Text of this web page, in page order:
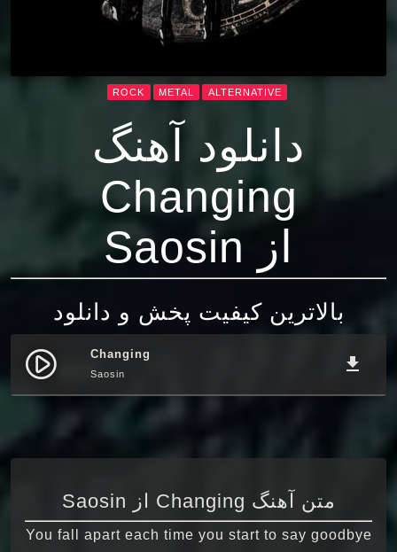
ALTERNATIVE
METAL
ROCK
دانلود آهنگ
Changing
از Saosin
بالاترین کیفیت پخش و دانلود
play_circle_filled Changing
Saosin file_download
متن آهنگ Changing از Saosin
You fall apart each time you start to say goodbye